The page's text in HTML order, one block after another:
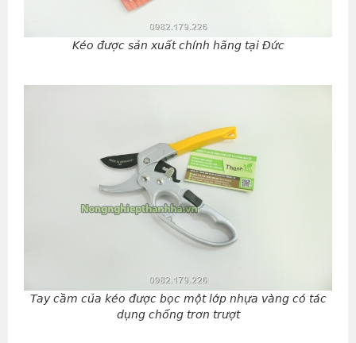
Kéo được sản xuất chính hãng tại Đức
Tay cầm của kéo được bọc một lớp nhựa vàng có tác
dụng chống trơn trượt